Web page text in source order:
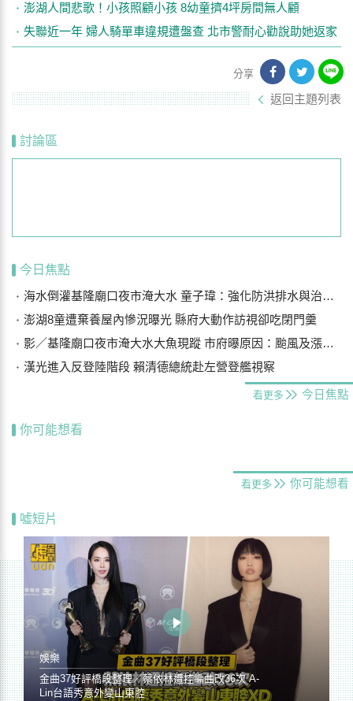
澎湖人間悲歌！小孩照顧小孩 8幼童擠4坪房間無人顧
失聯近一年 婦人騎單車違規遭盤查 北市警耐心勸說助她返家
分享
返回主題列表
討論區
今日焦點
海水倒灌基隆廟口夜市淹大水 童子瑋：強化防洪排水與治水基礎建設
澎湖8童遭棄養屋內慘況曝光 縣府大動作訪視卻吃閉門羹
影／基隆廟口夜市淹大水大魚現蹤 市府曝原因：颱風及漲潮海水倒灌
漢光進入反登陸階段 賴清德總統赴左營登艦視察
看更多 今日焦點
你可能想看
看更多 你可能想看
噓短片
娛樂
金曲37好評橋段整理／蔡依林遭控編曲改36次 A-
Lin台語秀意外變山東腔